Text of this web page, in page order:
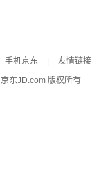
手机京东 友情链接
京东JD.com 版权所有